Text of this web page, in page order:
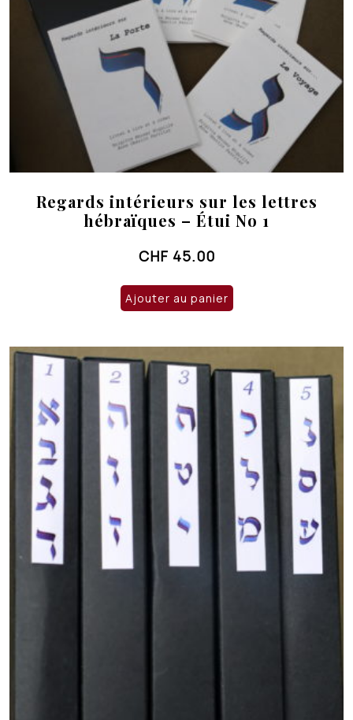
Regards intérieurs sur les lettres
hébraïques – Étui No 1
CHF 45.00
Ajouter au panier